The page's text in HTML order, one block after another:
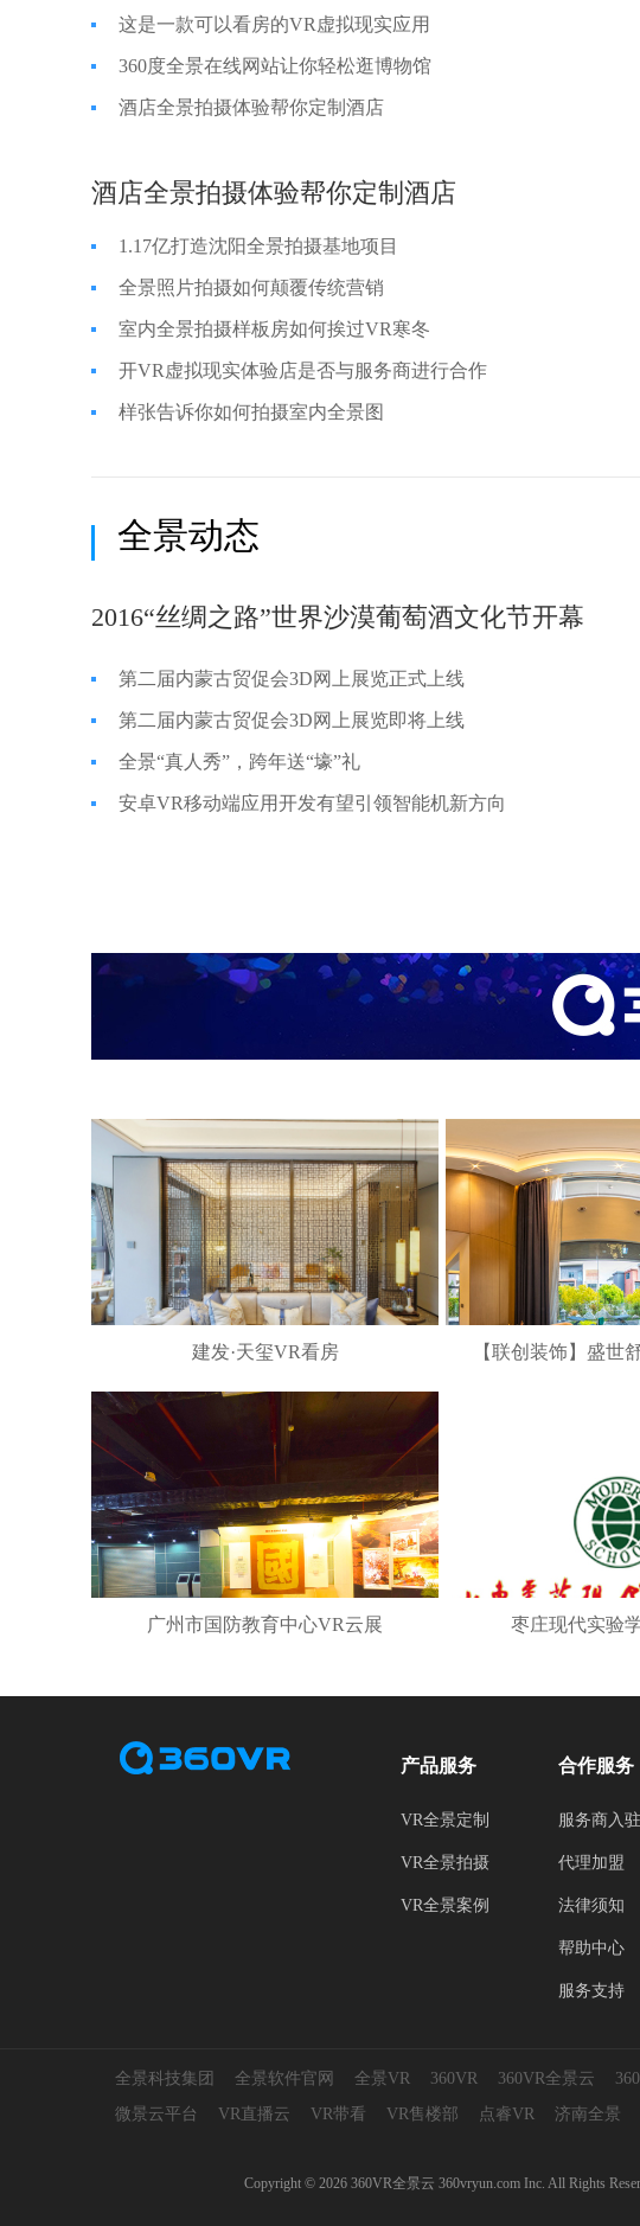
这是一款可以看房的VR虚拟现实应用
360度全景在线网站让你轻松逛博物馆
酒店全景拍摄体验帮你定制酒店
酒店全景拍摄体验帮你定制酒店
1.17亿打造沈阳全景拍摄基地项目
全景照片拍摄如何颠覆传统营销
室内全景拍摄样板房如何挨过VR寒冬
开VR虚拟现实体验店是否与服务商进行合作
样张告诉你如何拍摄室内全景图
全景动态
2016“丝绸之路”世界沙漠葡萄酒文化节开幕
第二届内蒙古贸促会3D网上展览正式上线
第二届内蒙古贸促会3D网上展览即将上线
全景“真人秀”，跨年送“壕”礼
安卓VR移动端应用开发有望引领智能机新方向
建发·天玺VR看房 【联创装饰】盛世
广州市国防教育中心VR云展 枣庄现代实验
产品服务
VR全景定制
VR全景拍摄
VR全景案例
合作服务
服务商入驻
代理加盟
法律须知
帮助中心
服务支持
全景科技集团 全景软件官网 全景VR 360VR 360VR全景云
微景云平台
VR直播云 VR带看 VR售楼部 点睿VR 济南全景
Copyright © 2026 360VR全景云 360vryun.com Inc. All Rights